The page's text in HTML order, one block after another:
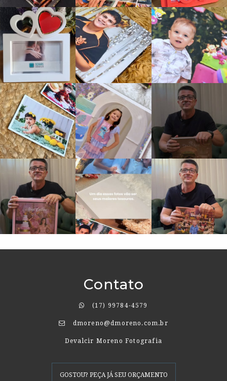
Contato
(17) 99784-4579
dmoreno@dmoreno.com.br
Devalcir Moreno Fotografia
GOSTOU? PEÇA JÁ SEU ORÇAMENTO